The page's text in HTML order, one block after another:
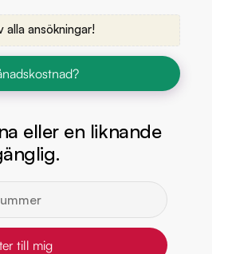
alla ansökningar!
eller en liknande
till mig